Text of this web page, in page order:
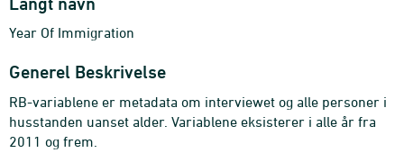
Year Of Immigration
Generel Beskrivelse
RB-variablene er metadata om interviewet og alle personer i
husstanden uanset alder. Variablene eksisterer i alle år fra
2011 og frem.